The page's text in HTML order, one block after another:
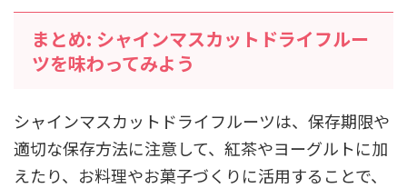
まとめ: シャインマスカットドライフルー
ツを味わってみよう
シャインマスカットドライフルーツは、保存期限や
適切な保存方法に注意して、紅茶やヨーグルトに加
えたり、お料理やお菓子づくりに活用することで、